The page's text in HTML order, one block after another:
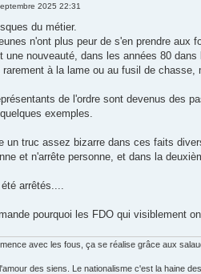
2025 22:31
du métier.
n'ont plus peur de s'en prendre aux
une nouveauté, dans les années 80
à la lame ou au fusil de
de l'ordre sont devenus des
exemples.
un truc assez bizarre dans ces faits
et n'arrête personne, et dans la
arrêtés....
pourquoi les FDO qui visiblement
avec les fous, ça se réalise grâce aux
des siens. Le nationalisme c'est la haine